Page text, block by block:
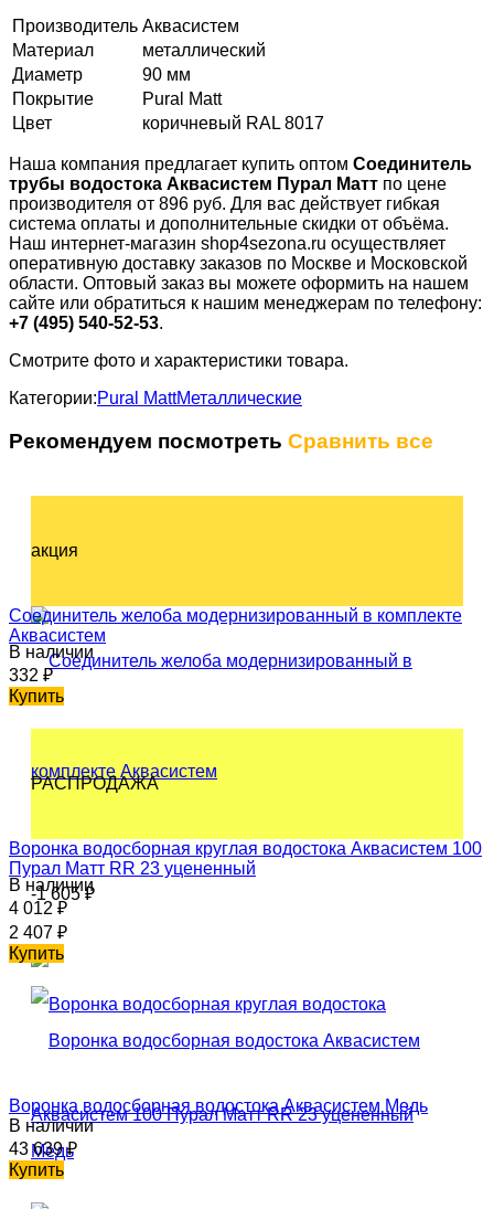
Производитель Аквасистем
Материал
металлический
Диаметр
90 мм
Покрытие
Pural Matt
Цвет
коричневый RAL 8017
Наша компания предлагает купить оптом Соединитель
трубы водостока Аквасистем Пурал Матт по цене
производителя от 896 руб. Для вас действует гибкая
система оплаты и дополнительные скидки от объёма.
Наш интернет-магазин shop4sezona.ru осуществляет
оперативную доставку заказов по Москве и Московской
области. Оптовый заказ вы можете оформить на нашем
сайте или обратиться к нашим менеджерам по телефону:
+7 (495) 540-52-53.
Смотрите фото и характеристики товара.
Категории:Pural MattМеталлические
Рекомендуем посмотреть Сравнить все
акция
Соединитель желоба модернизированный в комплекте
Аквасистем
В наличии
332 ₽
Купить
РАСПРОДАЖА
-1 605₽
Воронка водосборная круглая водостока Аквасистем 100
Пурал Матт RR 23 уцененный
В наличии
4 012 ₽
2 407 ₽
Купить
Воронка водосборная водостока Аквасистем Медь
В наличии
43 639₽
Купить